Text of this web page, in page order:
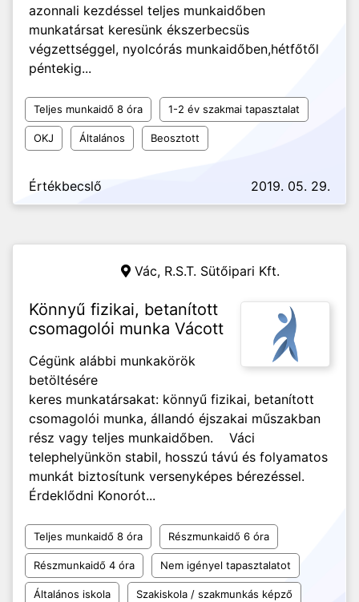
azonnali kezdéssel teljes munkaidőben
munkatársat keresünk ékszerbecsüs
végzettséggel, nyolcórás munkaidőben,hétfőtől
péntekig...
Teljes munkaidő 8 óra 1-2 év szakmai tapasztalat
OKJ Általános Beosztott
Értékbecslő 2019. 05. 29.
Vác, R.S.T. Sütőipari Kft.
Könnyű fizikai, betanított
csomagolói munka Vácott
Cégünk alábbi munkakörök
betöltésére
keres munkatársakat: könnyű fizikai, betanított
csomagolói munka, állandó éjszakai műszakban
rész vagy teljes munkaidőben. Váci
telephelyünkön stabil, hosszú távú és folyamatos
munkát biztosítunk versenyképes bérezéssel.
Érdeklődni Konorót...
Teljes munkaidő 8 óra Részmunkaidő 6 óra
Részmunkaidő 4 óra Nem igényel tapasztalatot
Általános iskola Szakiskola / szakmunkás képző